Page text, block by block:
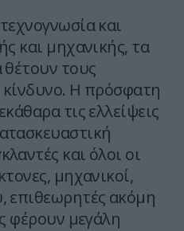
και
και μηχανικής, τα
θέτουν τους
Η πρόσφατη
τις ελλείψεις
και όλοι οι
μηχανικοί,
επιθεωρητές ακόμη
φέρουν μεγάλη